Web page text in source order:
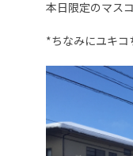
本日限定のマス
*ちなみにユキコ